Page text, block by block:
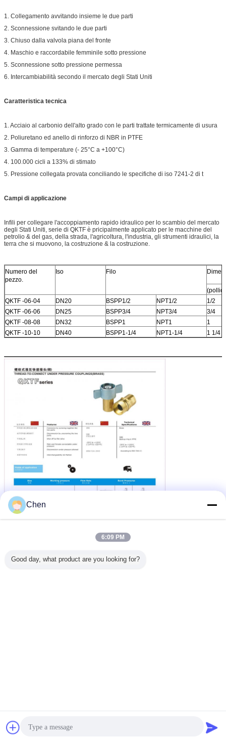
1. Collegamento avvitando insieme le due parti
2. Sconnessione svitando le due parti
3. Chiuso dalla valvola piana del fronte
4. Maschio e raccordabile femminile sotto pressione
5. Sconnessione sotto pressione permessa
6. Intercambiabilità secondo il mercato degli Stati Uniti
Caratteristica tecnica
1. Acciaio al carbonio dell'alto grado con le parti trattate termicamente di usura
2. Poliuretano ed anello di rinforzo di NBR in PTFE
3. Gamma di temperature (- 25°C a +100°C)
4. 100.000 cicli a 133% di stimato
5. Pressione collegata provata conciliando le specifiche di iso 7241-2 di t
Campi di applicazione
Infili per collegare l'accoppiamento rapido idraulico per lo scambio del mercato
degli Stati Uniti, serie di QKTF è pricipalmente applicato per le macchine del
petrolio & del gas, della strada, l'agricoltura, l'industria, gli strumenti idraulici, la
terra che si muovono, la costruzione & la costruzione.
Numero del
pezzo.
Iso Filo
QKTF -06-04
DN20 BSPP1/2 NPT1/2
1/2
QKTF -06-06
DN25 BSPP3/4 NPT3/4
3/4
QKTF -08-08
DN32 BSPP1 NPT1
1
QKTF -10-10
DN40 BSPP1-1/4 NPT1-1/4 1 1/4
Chiacchierare
Chen
6:09 PM
Good day, what product are you looking for?